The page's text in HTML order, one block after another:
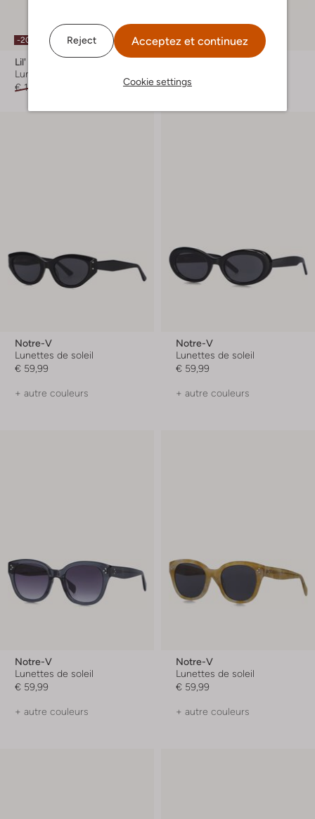
Reject Acceptez et continuez
Cookie settings
-20%
Lil' Atelier
Lunettes de soleil
€ 16,99
€ 59,99
Notre-V
Lunettes de soleil
€ 59,99
+ autre couleurs
Notre-V
Lunettes de soleil
€ 59,99
+ autre couleurs
Notre-V
Lunettes de soleil
€ 59,99
+ autre couleurs
Notre-V
Lunettes de soleil
€ 59,99
+ autre couleurs